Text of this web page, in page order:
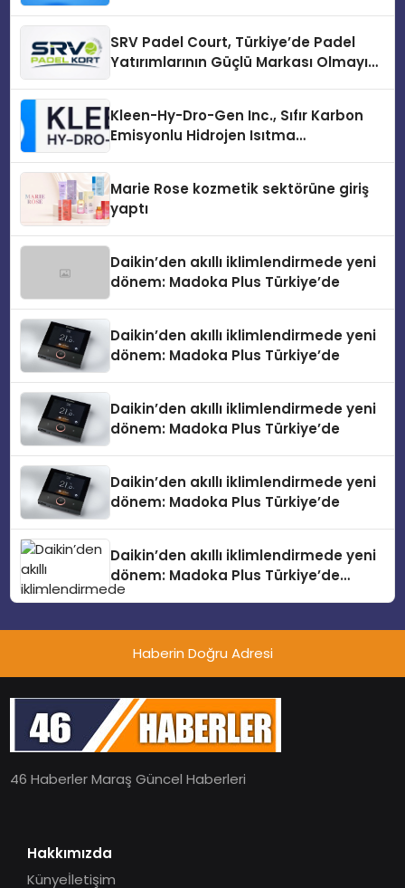
SRV Padel Court, Türkiye’de Padel
Yatırımlarının Güçlü Markası Olmayı
Kleen-Hy-Dro-Gen Inc., Sıfır Karbon
Emisyonlu Hidrojen Isıtma
Marie Rose kozmetik sektörüne giriş
yaptı
Daikin’den akıllı iklimlendirmede yeni
dönem: Madoka Plus Türkiye’de
Daikin’den akıllı iklimlendirmede yeni
dönem: Madoka Plus Türkiye’de
Daikin’den akıllı iklimlendirmede yeni
dönem: Madoka Plus Türkiye’de
Daikin’den akıllı iklimlendirmede yeni
dönem: Madoka Plus Türkiye’de
Daikin’den akıllı iklimlendirmede yeni
dönem: Madoka Plus Türkiye’de
Daikin’in kullanıcı dostu tasarımıyla
teknolojilerle donatılmış son modeli
VRV kontrol ünitesi Madoka Plus
Türkiye’de satışa sunuldu. Tam
dokunmatik ekranı, mobil uygulama
desteği ve akıllı sensör entegrasyonu
sayesinde iklimlendirme sistemlerinin
yönetimini daha kolay, konforlu ve
verimli hale getiriyor. Enerji
Haberin Doğru Adresi
46 Haberler Maraş Güncel Haberleri
Hakkımızda
Künyeİletişim